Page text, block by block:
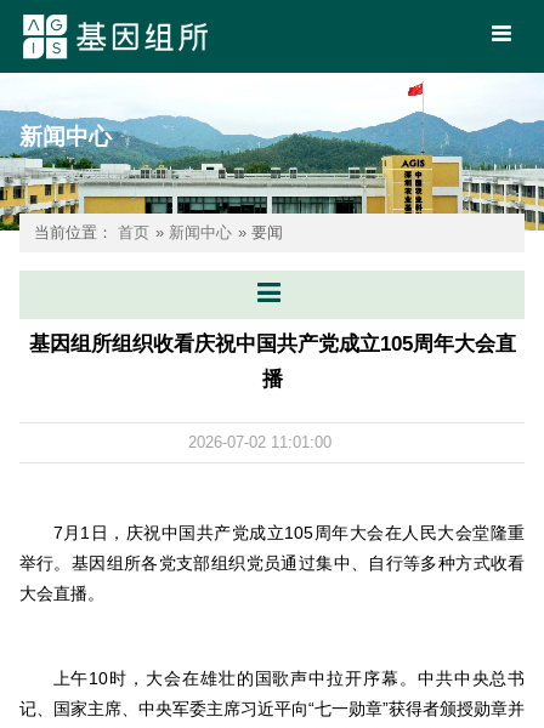
新闻中心
当前位置： 首页 » 新闻中心 » 要闻
基因组所组织收看庆祝中国共产党成立105周年大会直
播
2026-07-02 11:01:00
7月1日，庆祝中国共产党成立105周年大会在人民大会堂隆重
举行。基因组所各党支部组织党员通过集中、自行等多种方式收看
大会直播。
上午10时，大会在雄壮的国歌声中拉开序幕。中共中央总书
记、国家主席、中央军委主席习近平向“七一勋章”获得者颁授勋章并